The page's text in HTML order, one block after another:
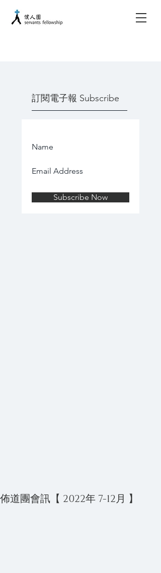
​訂閱電子報 Subscribe
Subscribe Now
佈道團會訊【 2022年 7-12月 】